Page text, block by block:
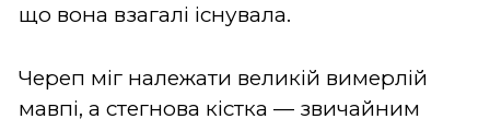
що вона взагалі існувала.
Череп міг належати великій вимерлій
мавпі, а стегнова кістка — звичайним